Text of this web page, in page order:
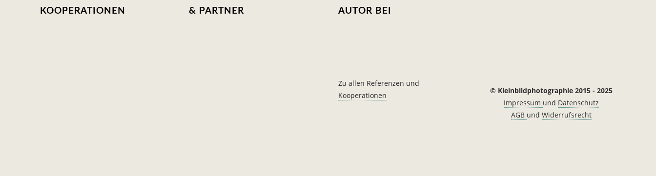
KOOPERATIONEN & PARTNER AUTOR BEI
Zu allen Referenzen und
Kooperationen
© Kleinbildphotographie 2015 - 2025
Impressum und Datenschutz
AGB undWiderrufsrecht